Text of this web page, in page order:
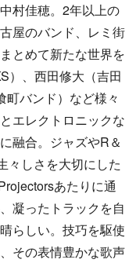
村佳穂。2年以上の
屋のバンド、レミ街
とめて新たな世界を
）、西田修大（吉田
町バンド）など様々
エレクトロニックな
融合。ジャズやR＆
々しさを大切にした
あたりに通
凝ったトラックを自
らしい。技巧を駆使
その表情豊かな歌声